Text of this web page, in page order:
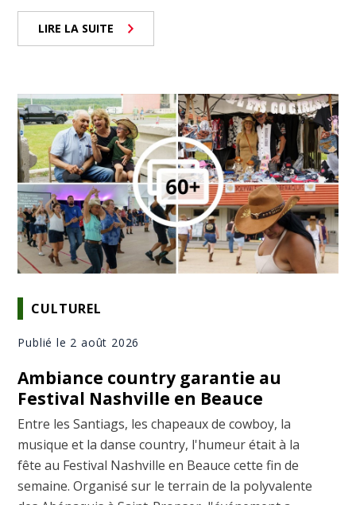
LIRE LA SUITE
CULTUREL
Publié le 2 août 2026
Ambiance country garantie au
Festival Nashville en Beauce
Entre les Santiags, les chapeaux de cowboy, la
musique et la danse country, l'humeur était à la
fête au Festival Nashville en Beauce cette fin de
semaine. Organisé sur le terrain de la polyvalente